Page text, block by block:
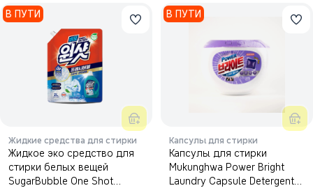
В ПУТИ
Жидкие средства для стирки
Жидкое эко средство для
стирки белых вещей
SugarBubble One Shot
В ПУТИ
Капсулы для стирки
Капсулы для стирки
Mukunghwa Power Bright
Laundry Capsule Detergent